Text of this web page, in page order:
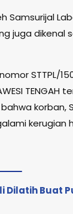
Samsurijal
juga
STTPL/
korban,
kerugian
Dilatih Buat